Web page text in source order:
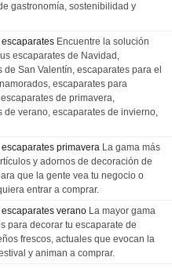
gastronomía, sostenibilidad y
Encuentre la solución
escaparates de Navidad,
de San Valentín, escaparates para el
escaparates para
de primavera,
de verano, escaparates de invierno,
primavera La gama más
y adornos de decoración de
que la gente vea tu negocio o
entrar a comprar.
verano La mayor gama
para decorar tu escaparate de
frescos, actuales que evocan la
y animan a comprar.